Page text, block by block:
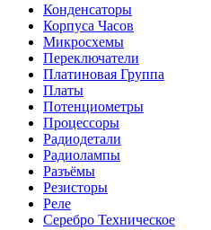
Конденсаторы
Корпуса Часов
Микросхемы
Переключатели
Платиновая Группа
Платы
Потенциометры
Процессоры
Радиодетали
Радиолампы
Разъёмы
Резисторы
Реле
Серебро Техническое